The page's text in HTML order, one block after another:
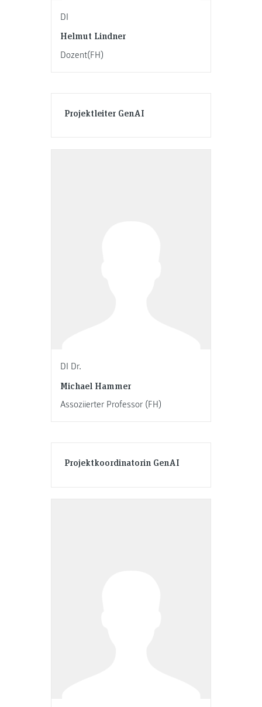
DI
Helmut Lindner
Dozent(FH)
Projektleiter GenAI
DI Dr.
Michael Hammer
Assoziierter Professor (FH)
Projektkoordinatorin GenAI